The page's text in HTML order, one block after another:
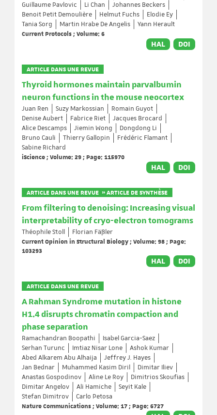
Guillaume Pavlovic
Li Chan
Johannes Beckers
Benoit Petit Demoulière
Helmut Fuchs
Elodie Ey
Tania Sorg
Martin Hrabe De Angelis
Yann Herault
Current Protocols ; Volume: 6
HAL DOI
ARTICLE DANS UNE REVUE
Thyroid hormones maintain parvalbumin
neuron functions in the mouse neocortex
Juan Ren Suzy Markossian
Romain Guyot
Denise Aubert
Fabrice Riet
Jacques Brocard
Alice Descamps
Jiemin Wong
Dongdong Li
Bruno Cauli
Thierry Gallopin
Frédéric Flamant
Sabine Richard
iScience ; Volume: 29 ; Page: 115970
HAL DOI
ARTICLE DANS UNE REVUE » ARTICLE DE SYNTHÈSE
From filtering to denoising: Increasing visual
interpretability of cryo-electron tomograms
Théophile Stoll
Florian Fäßler
Current Opinion in Structural Biology ; Volume: 98 ; Page:
103293
HAL DOI
ARTICLE DANS UNE REVUE
A Rahman Syndrome mutation in histone
H1.4 disrupts chromatin compaction and
phase separation
Ramachandran Boopathi
Isabel Garcia-Saez
Serhan Turunc
Imtiaz Nisar Lone
Ashok Kumar
Abed Alkarem Abu Alhaija
Jeffrey J. Hayes
Jan Bednar
Muhammed Kasim Diril
Dimitar Iliev
Anastas Gospodinov
Aline Le Roy
Dimitrios Skoufias
Dimitar Angelov
Ali Hamiche
Seyit Kale
Stefan Dimitrov
Carlo Petosa
Nature Communications ; Volume: 17 ; Page: 6727